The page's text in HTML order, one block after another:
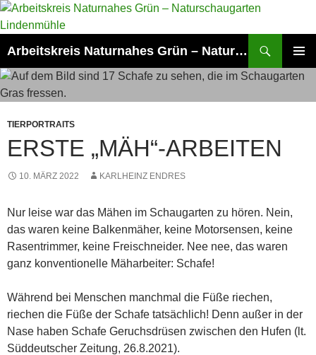
Zum
Inhalt
Arbeitskreis Naturnahes Grün – Naturschaugarten Lindenmühle
MENÜ
TIERPORTRAITS
ERSTE „MÄH“-ARBEITEN
10. MÄRZ 2022 KARLHEINZ ENDRES
Nur leise war das Mähen im Schaugarten zu hören. Nein,
das waren keine Balkenmäher, keine Motorsensen, keine
Rasentrimmer, keine Freischneider. Nee nee, das waren
ganz konventionelle Mäharbeiter: Schafe!
Während bei Menschen manchmal die Füße riechen,
riechen die Füße der Schafe tatsächlich! Denn außer in der
Nase haben Schafe Geruchsdrüsen zwischen den Hufen (lt.
Süddeutscher Zeitung, 26.8.2021).